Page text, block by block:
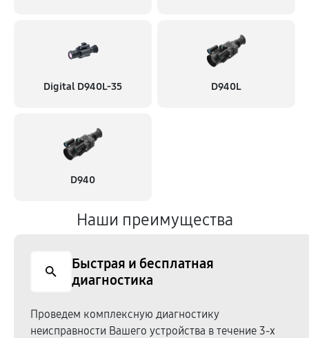
Digital D940L-35 D940L
D940
Наши преимущества
Быстрая и бесплатная
диагностика
Проведем комплексную диагностику
неисправности Вашего устройства в течение 3-х